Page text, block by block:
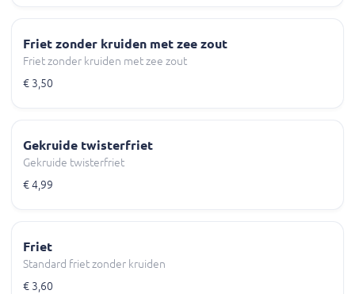
Friet zonder kruiden met zee zout
Friet zonder kruiden met zee zout
€ 3,50
Gekruide twisterfriet
Gekruide twisterfriet
€ 4,99
Friet
Standard friet zonder kruiden
€ 3,60